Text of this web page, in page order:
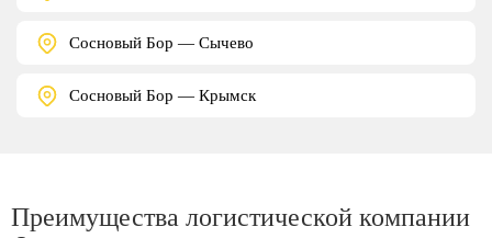
Сосновый Бор — Сычево
Сосновый Бор — Крымск
Преимущества логистической компании